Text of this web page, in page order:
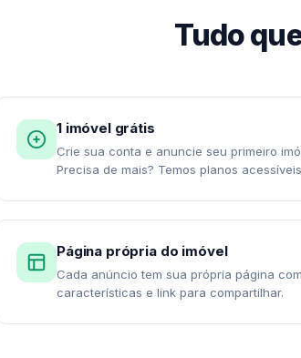
Tudo
1 imóvel grátis
Crie sua conta e anuncie seu primeiro
Precisa de mais? Temos planos
Página própria do imóvel
Cada anúncio tem sua própria página
características e link para compartilhar.